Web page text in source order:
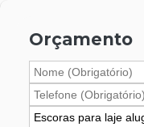
Orçamento